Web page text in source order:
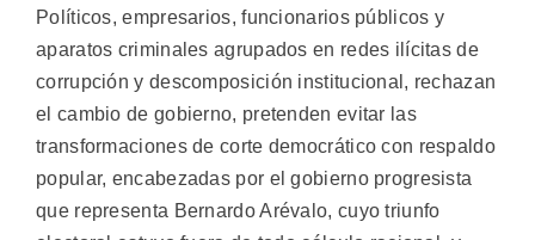
Políticos, empresarios, funcionarios públicos y
aparatos criminales agrupados en redes ilícitas de
corrupción y descomposición institucional, rechazan
el cambio de gobierno, pretenden evitar las
transformaciones de corte democrático con respaldo
popular, encabezadas por el gobierno progresista
que representa Bernardo Arévalo, cuyo triunfo